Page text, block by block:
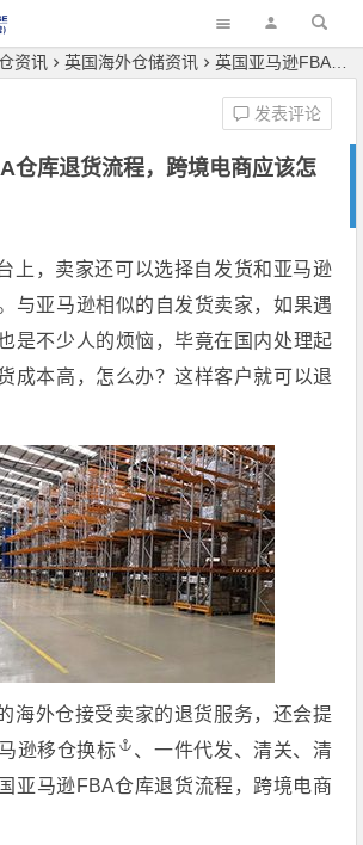
资讯 英国海外仓储资讯 英国亚马逊FBA仓库退货流程，跨境电商应该怎么退货？
仓库退货流程，跨境电商应该怎
发表评论
上，卖家还可以选择自发货和亚马逊
与亚马逊相似的自发货卖家，如果遇
是不少人的烦恼，毕竟在国内处理起
成本高，怎么办？这样客户就可以退
海外仓接受卖家的退货服务，还会提
逊移仓换标
、一件代发、清关、清
亚马逊FBA仓库退货流程，跨境电商